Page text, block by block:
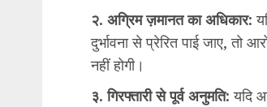
२. अग्रिम ज़मानत का अधिकार:
दुर्भावना से प्रेरित पाई जाए,
नहीं होगी।
३. गिरफ्तारी से पूर्व अनुमति: यदि